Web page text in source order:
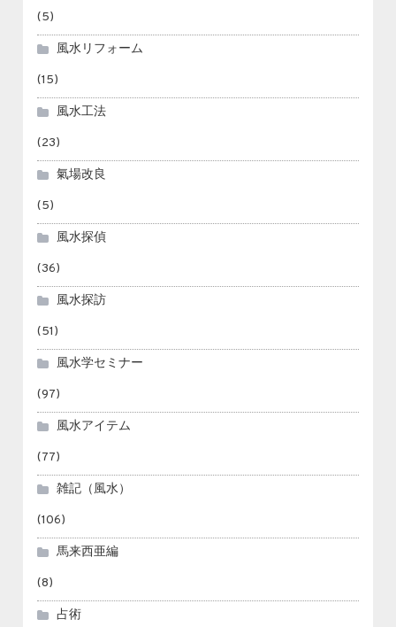
(5)
風水リフォーム
(15)
風水工法
(23)
氣場改良
(5)
風水探偵
(36)
風水探訪
(51)
風水学セミナー
(97)
風水アイテム
(77)
雑記（風水）
(106)
馬来西亜編
(8)
占術